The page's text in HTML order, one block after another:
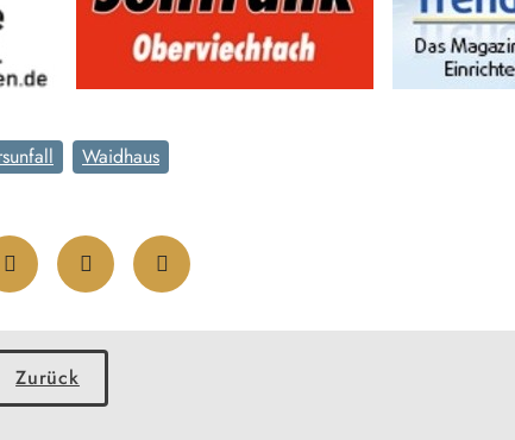
Waidhaus
Zurück